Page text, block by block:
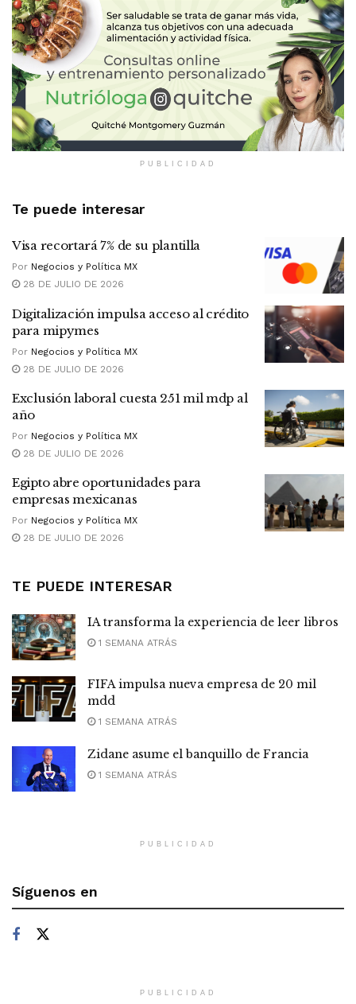
PUBLICIDAD
Te puede interesar
Visa recortará 7% de su plantilla
Por Negocios y Política MX
28 DE JULIO DE 2026
Digitalización impulsa acceso al crédito
para mipymes
Por Negocios y Política MX
28 DE JULIO DE 2026
Exclusión laboral cuesta 251 mil mdp al
año
Por Negocios y Política MX
28 DE JULIO DE 2026
Egipto abre oportunidades para
empresas mexicanas
Por Negocios y Política MX
28 DE JULIO DE 2026
TE PUEDE INTERESAR
IA transforma la experiencia de leer libros
1 SEMANA ATRÁS
FIFA impulsa nueva empresa de 20 mil
mdd
1 SEMANA ATRÁS
Zidane asume el banquillo de Francia
1 SEMANA ATRÁS
PUBLICIDAD
Síguenos en
PUBLICIDAD